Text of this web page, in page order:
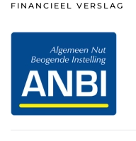
FINANCIEEL VERSLAG